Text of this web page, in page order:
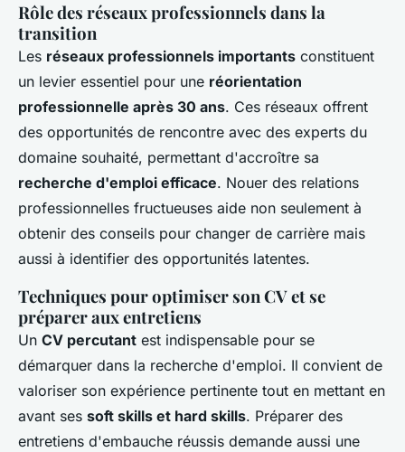
Rôle des réseaux professionnels dans la
transition
Les réseaux professionnels importants constituent
un levier essentiel pour une réorientation
professionnelle après 30 ans. Ces réseaux offrent
des opportunités de rencontre avec des experts du
domaine souhaité, permettant d'accroître sa
recherche d'emploi efficace. Nouer des relations
professionnelles fructueuses aide non seulement à
obtenir des conseils pour changer de carrière mais
aussi à identifier des opportunités latentes.
Techniques pour optimiser son CV et se
préparer aux entretiens
Un CV percutant est indispensable pour se
démarquer dans la recherche d'emploi. Il convient de
valoriser son expérience pertinente tout en mettant en
avant ses soft skills et hard skills. Préparer des
entretiens d'embauche réussis demande aussi une